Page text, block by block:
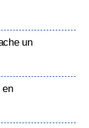
un
en